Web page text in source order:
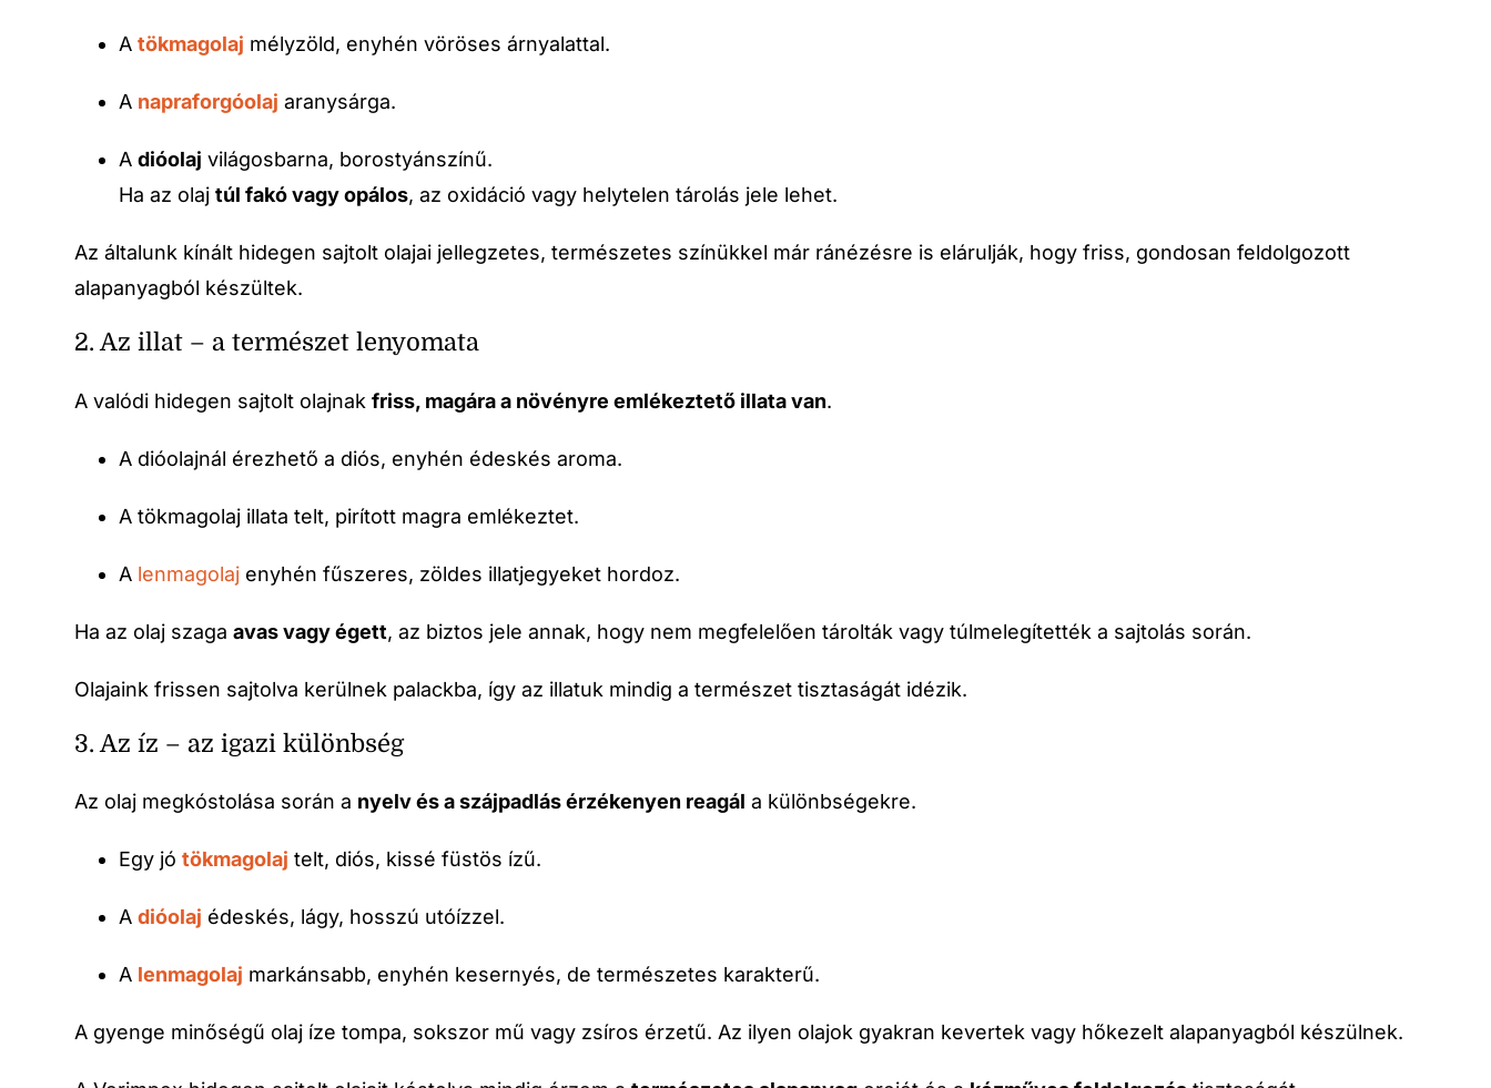
Atökmagolaj mélyzöld, enyhén vöröses árnyalattal.
A napraforgóolaj aranysárga.
Adióolaj világosbarna, borostyánszínű.
Ha az olajtúl fakó vagy opálos, az oxidáció vagy helytelen tárolás jele lehet.
Az általunk kínált hidegen sajtolt olajai jellegzetes, természetes színükkel már ránézésre is elárulják, hogy friss, gondosan feldolgozott
alapanyagból készültek.
2. Az illat – a természet lenyomata
A valódi hidegen sajtolt olajnakfriss, magára a növényre emlékeztető illata van.
A dióolajnál érezhető a diós, enyhén édeskés aroma.
A tökmagolaj illata telt, pirított magra emlékeztet.
A lenmagolaj enyhén fűszeres, zöldes illatjegyeket hordoz.
Ha az olaj szagaavas vagy égett, az biztos jele annak, hogy nem megfelelően tárolták vagy túlmelegítették a sajtolás során.
Olajaink frissen sajtolva kerülnek palackba, így az illatuk mindig a természet tisztaságát idézik.
3. Az íz – az igazi különbség
Az olaj megkóstolása során a nyelv és a szájpadlás érzékenyen reagál a különbségekre.
Egy jótökmagolaj telt, diós, kissé füstös ízű.
Adióolaj édeskés, lágy, hosszú utóízzel.
A lenmagolaj markánsabb, enyhén kesernyés, de természetes karakterű.
A gyenge minőségű olaj íze tompa, sokszor mű vagy zsíros érzetű. Az ilyen olajok gyakran kevertek vagy hőkezelt alapanyagból készülnek.